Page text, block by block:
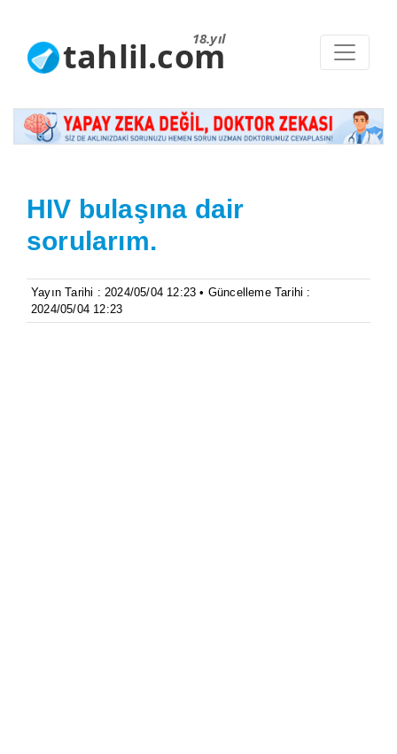
18.yıl
tahlil.com
HIV bulaşına dair
sorularım.
Yayın Tarihi : 2024/05/04 12:23 • Güncelleme Tarihi :
2024/05/04 12:23